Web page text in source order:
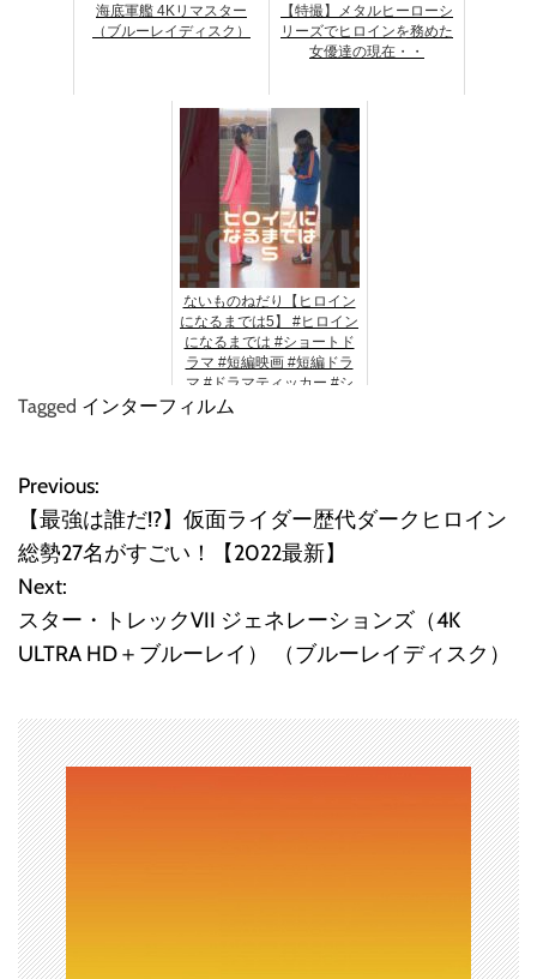
海底軍艦 4Kリマスター
（ブルーレイディスク）
【特撮】メタルヒーローシ
リーズでヒロインを務めた
女優達の現在・・
ないものねだり【ヒロイン
になるまでは5】 #ヒロイン
になるまでは #ショートド
ラマ #短編映画 #短編ドラ
マ #ドラマティッカー #シ
ョートフィルム #shorts.
Tagged インターフィルム
投
稿
ナ
ビ
ー
シ
ョ
ン
Previous:
【最強は誰だ!?】仮面ライダー歴代ダークヒロイン
総勢27名がすごい！【2022最新】
Next:
スター・トレックVII ジェネレーションズ（4K
ULTRA HD＋ブルーレイ） （ブルーレイディスク）